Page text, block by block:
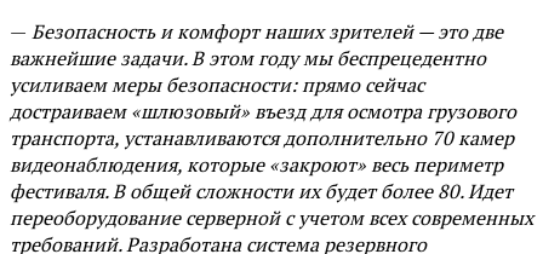
— Безопасность и комфорт наших зрителей — это две
важнейшие задачи. В этом году мы беспрецедентно
усиливаем меры безопасности: прямо сейчас
достраиваем «шлюзовый» въезд для осмотра грузового
транспорта, устанавливаются дополнительно 70 камер
видеонаблюдения, которые «закроют» весь периметр
фестиваля. В общей сложности их будет более 80. Идет
переоборудование серверной с учетом всех современных
требований. Разработана система резервного